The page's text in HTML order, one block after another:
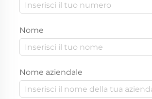
Nome
Nome aziendale